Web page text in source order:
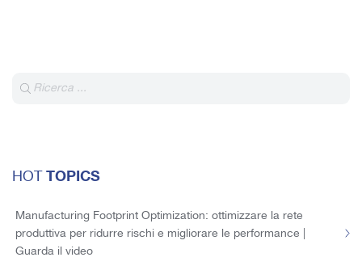
HOTTOPICS
Manufacturing Footprint Optimization: ottimizzare la rete
produttiva per ridurre rischi e migliorare le performance |
Guarda il video